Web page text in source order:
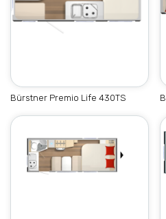
Bürstner Premio Life 430TS